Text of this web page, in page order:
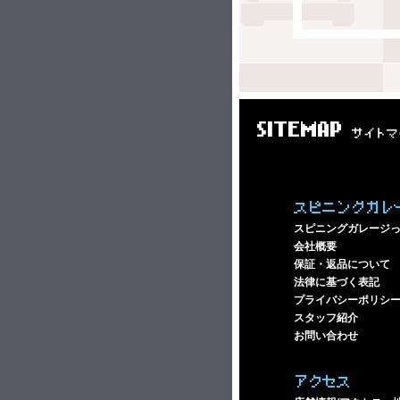
SITEMAP サイト
スピニングガレ
スピニングガレージ
会社概要
保証・返品について
法律に基づく表記
プライバシーポリシ
スタッフ紹介
お問い合わせ
アクセス